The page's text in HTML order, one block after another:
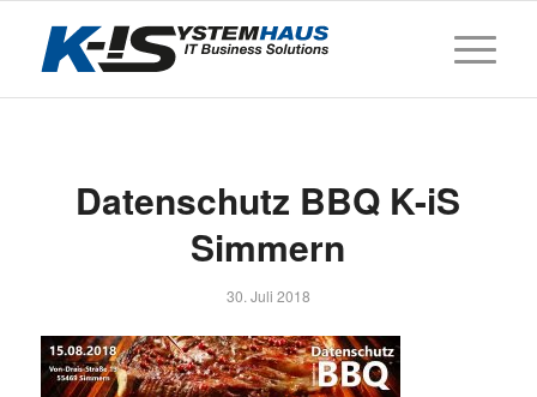
Datenschutz BBQ K-iS
Simmern
30. Juli 2018